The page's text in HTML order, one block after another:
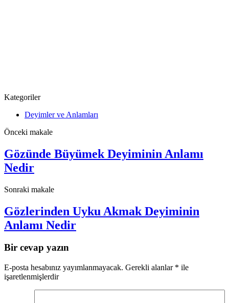
Kategoriler
Deyimler ve Anlamları
Önceki makale
Gözünde Büyümek Deyiminin Anlamı
Nedir
Sonraki makale
Gözlerinden Uyku Akmak Deyiminin
Anlamı Nedir
Bir cevap yazın
E-posta hesabınız yayımlanmayacak. Gerekli alanlar * ile
işaretlenmişlerdir